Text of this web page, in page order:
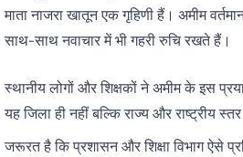
माता नाजरा खातून एक गृहिणी हैं। अमीम
साथ-साथ नवाचार में भी गहरी रुचि रखते हैं।
स्थानीय लोगों और शिक्षकों ने अमीम के इस
यह जिला ही नहीं बल्कि राज्य और राष्ट्रीय
जरूरत है कि प्रशासन और शिक्षा विभाग ऐसे